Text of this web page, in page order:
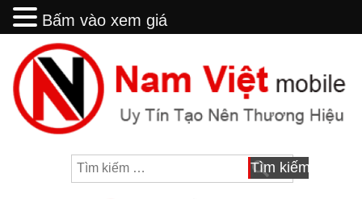
content
Bấm vào xem giá
Bấm vào xem giá